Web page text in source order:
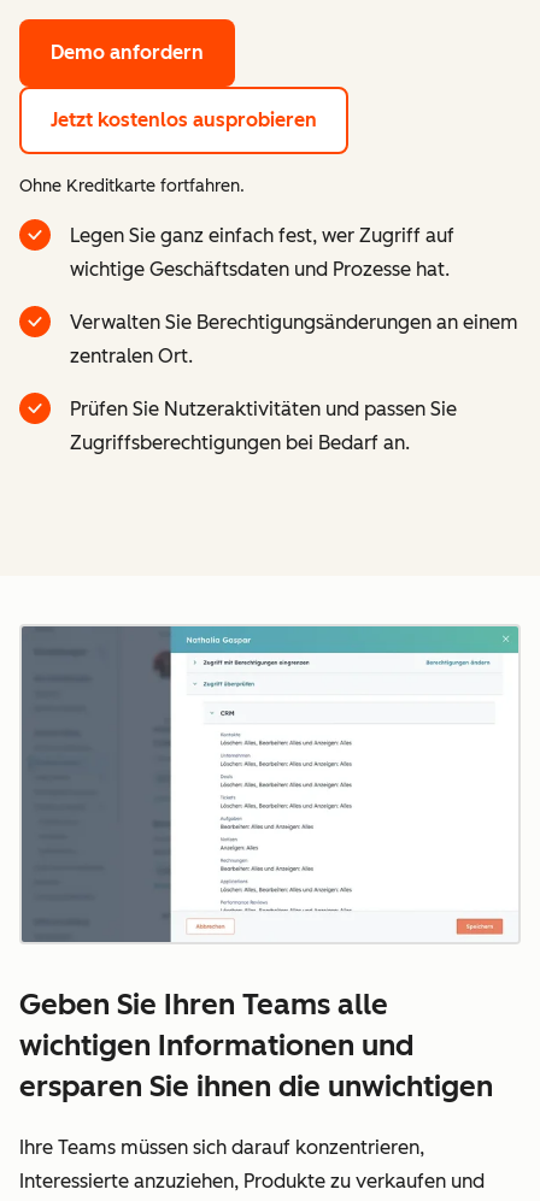
Demo anfordern
Jetzt kostenlos ausprobieren
Ohne Kreditkarte fortfahren.
Legen Sie ganz einfach fest, wer Zugriff auf
wichtige Geschäftsdaten und Prozesse hat.
Verwalten Sie Berechtigungsänderungen an einem
zentralen Ort.
Prüfen Sie Nutzeraktivitäten und passen Sie
Zugriffsberechtigungen bei Bedarf an.
Geben Sie Ihren Teams alle
wichtigen Informationen und
ersparen Sie ihnen die unwichtigen
Ihre Teams müssen sich darauf konzentrieren,
Interessierte anzuziehen, Produkte zu verkaufen und